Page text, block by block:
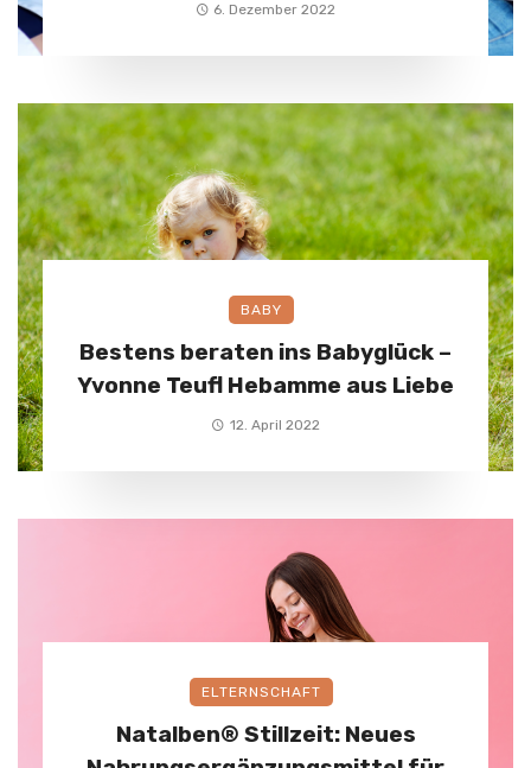
6. Dezember 2022
BABY
Bestens beraten ins Babyglück –
Yvonne Teufl Hebamme aus Liebe
12. April 2022
ELTERNSCHAFT
Natalben® Stillzeit: Neues